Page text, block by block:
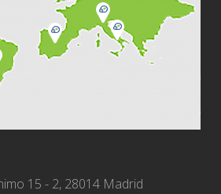
15 - 2, 28014 Madrid